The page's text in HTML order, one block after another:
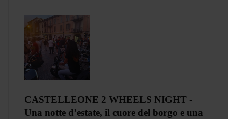
CASTELLEONE 2 WHEELS NIGHT -
Una notte d’estate, il cuore del borgo e una